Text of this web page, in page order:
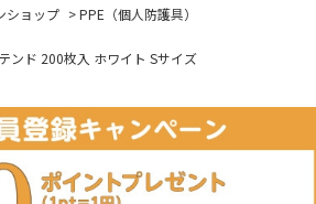
ショップ >PPE（個人防護具）
ンド 200枚入 ホワイト Sサイズ